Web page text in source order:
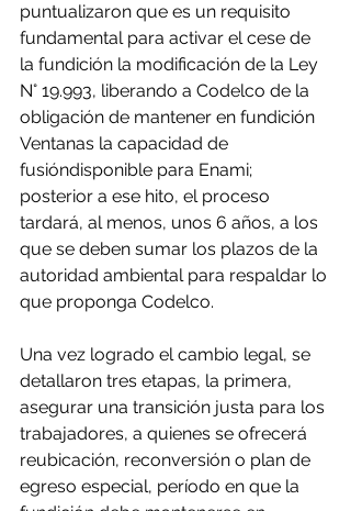
puntualizaron que es un requisito
fundamental para activar el cese de
la fundición la modificación de la Ley
N° 19.993, liberando a Codelco de la
obligación de mantener en fundición
Ventanas la capacidad de
fusióndisponible para Enami;
posterior a ese hito, el proceso
tardará, al menos, unos 6 años, a los
que se deben sumar los plazos de la
autoridad ambiental para respaldar lo
que proponga Codelco.
Una vez logrado el cambio legal, se
detallaron tres etapas, la primera,
asegurar una transición justa para los
trabajadores, a quienes se ofrecerá
reubicación, reconversión o plan de
egreso especial, período en que la